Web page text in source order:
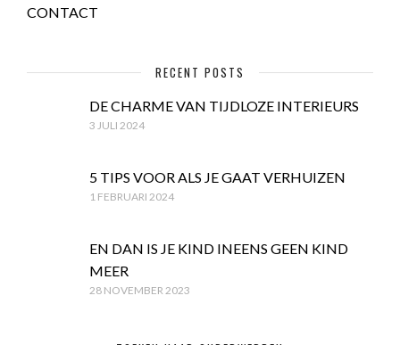
CONTACT
RECENT POSTS
DE CHARME VAN TIJDLOZE INTERIEURS
3 JULI 2024
5 TIPS VOOR ALS JE GAAT VERHUIZEN
1 FEBRUARI 2024
EN DAN IS JE KIND INEENS GEEN KIND
MEER
28 NOVEMBER 2023